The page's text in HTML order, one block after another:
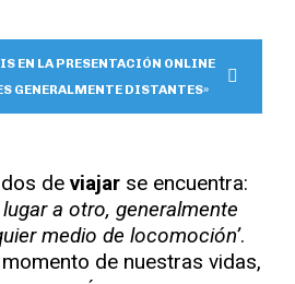
EN LA PRESENTACIÓN ONLINE
GENERALMENTE DISTANTES»
de viajar se encuentra:
a otro, generalmente
medio de locomoción’.
de nuestras vidas,